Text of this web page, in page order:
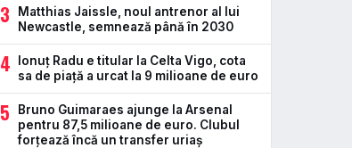
3
Matthias Jaissle, noul antrenor al lui
Newcastle, semnează până în 2030
4
Ionuț Radu e titular la Celta Vigo, cota
sa de piață a urcat la 9 milioane de euro
5
Bruno Guimaraes ajunge la Arsenal
pentru 87,5 milioane de euro. Clubul
forțează încă un transfer uriaș